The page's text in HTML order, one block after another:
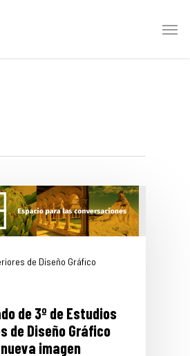
Menu
de Diseño Gráfico
de 3º de Estudios
de Diseño Gráfico
imagen